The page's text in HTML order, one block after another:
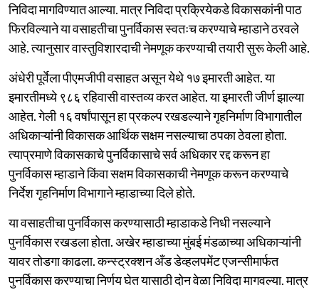
निविदा मागविण्यात आल्या. मात्र निविदा प्रक्रियेकडे विकासकांनी पाठ
फिरविल्याने या वसाहतीचा पुनर्विकास स्वतःच करण्याचे म्हाडाने ठरवले
आहे. त्यानुसार वास्तुविशारदाची नेमणूक करण्याची तयारी सुरू केली आहे.
अंधेरी पूर्वेला पीएमजीपी वसाहत असून येथे १७ इमारती आहेत. या
इमारतीमध्ये ९८६ रहिवासी वास्तव्य करत आहेत. या इमारती जीर्ण झाल्या
आहेत. गेली १६ वर्षांपासून हा प्रकल्प रखडल्याने गृहनिर्माण विभागातील
अधिकाऱ्यांनी विकासक आर्थिक सक्षम नसल्याचा ठपका ठेवला होता.
त्याप्रमाणे विकासकाचे पुनर्विकासाचे सर्व अधिकार रद्द करून हा
पुनर्विकास म्हाडाने किंवा सक्षम विकासकाची नेमणूक करून करण्याचे
निर्देश गृहनिर्माण विभागाने म्हाडाच्या दिले होते.
या वसाहतीचा पुनर्विकास करण्यासाठी म्हाडाकडे निधी नसल्याने
पुनर्विकास रखडला होता. अखेर म्हाडाच्या मुंबई मंडळाच्या अधिकाऱ्यांनी
यावर तोडगा काढला. कन्स्ट्रक्शन अँड डेव्हलपमेंट एजन्सीमार्फत
पुनर्विकास करण्याचा निर्णय घेत यासाठी दोन वेळा निविदा मागवल्या. मात्र